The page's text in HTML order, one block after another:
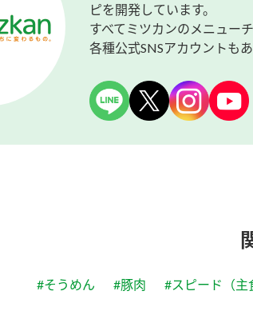
ピを開発しています。
すべてミツカンのメニュー
各種公式SNSアカウントもあ
#そうめん #豚肉 #スピード（主